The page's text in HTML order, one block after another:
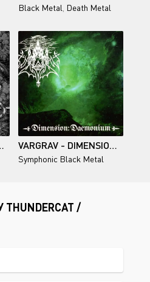
Black Metal Death Metal
FALLEN 2026 VARGRAV - DIMENSION: DAEMONIUM (2026)
Symphonic Black Metal
/